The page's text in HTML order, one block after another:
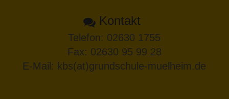
Kontakt
Telefon: 02630 1755
Fax: 02630 95 99 28
E-Mail: kbs(at)grundschule-muelheim.de